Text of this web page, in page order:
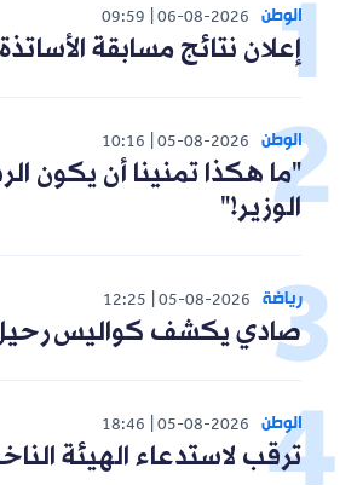
الوطن 06-08-2026
09:59
إعلان نتائج مسابقة الأساتذة
الوطن 05-08-2026
10:16
"ما هكذا تمنينا أن يكون
الوزير!"
رياضة 05-08-2026
12:25
صادي يكشف كواليس
الوطن 05-08-2026
18:46
ترقب لاستدعاء الهيئة